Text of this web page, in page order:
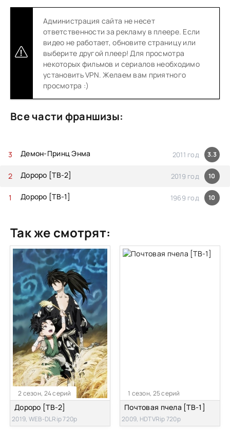
Администрация сайта не несет
ответственности за рекламу в плеере. Если
видео не работает, обновите страницу или
выберите другой плеер! Для просмотра
некоторых фильмов и сериалов необходимо
установить VPN. Желаем вам приятного
просмотра :)
Все части франшизы:
Дороро [ТВ-1] 1969 год 10
Дороро [ТВ-2] 2019 год 10
Демон-Принц Энма 2011 год 3.3
Так же смотрят:
2 сезон, 24 серий
Дороро [ТВ-2]
2019, WEB-DLRip 720p
1 сезон, 25 серий
Почтовая пчела [ТВ-1]
2009, HDTVRip 720p